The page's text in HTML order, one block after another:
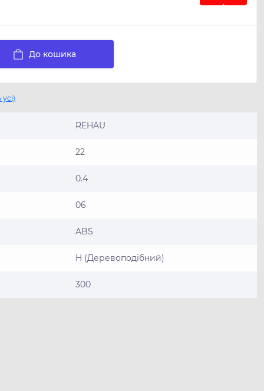
До кошика
REHAU
22
0.4
06
ABS
H (Деревоподібний)
300